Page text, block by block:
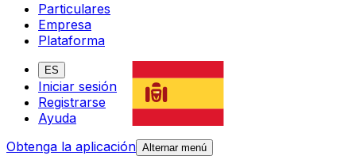
Particulares
Empresa
Plataforma
ES
Iniciar sesión
Registrarse
Ayuda
Obtenga la aplicación Alternar menú